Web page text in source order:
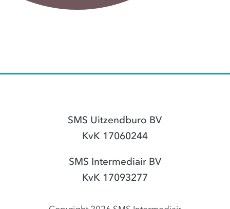
SMS Uitzendburo BV
KvK 17060244
SMS Intermediair BV
KvK 17093277